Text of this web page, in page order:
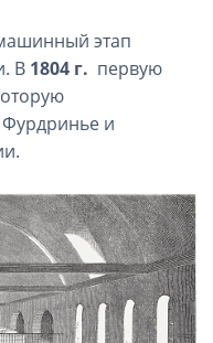
этап
В 1804 г. первую
и